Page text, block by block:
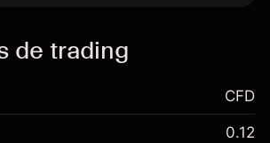
de trading
CFD
0.12